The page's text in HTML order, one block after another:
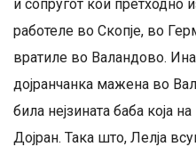
и сопругот кои
работеле во Скопје, во
вратиле во Валандово.
дојранчанка мажена во
била нејзината баба која
Дојран. Така што, Лелја